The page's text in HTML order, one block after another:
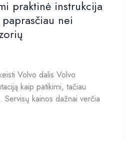
praktinė instrukcija
nei
Volvo dalis Volvo
kaip patikimi, tačiau
Servisų kainos dažnai verčia